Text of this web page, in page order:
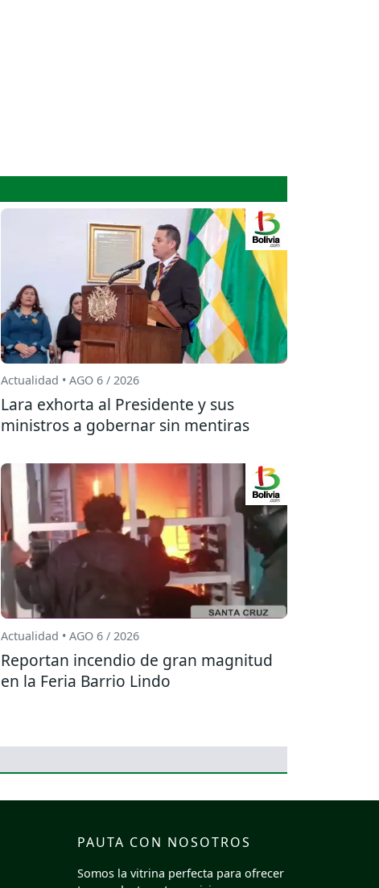
Actualidad • AGO 6 / 2026
Lara exhorta al Presidente y sus
ministros a gobernar sin mentiras
Actualidad • AGO 6 / 2026
Reportan incendio de gran magnitud
en la Feria Barrio Lindo
PAUTA CON NOSOTROS
Somos la vitrina perfecta para ofrecer